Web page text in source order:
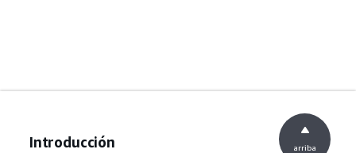
Introducción arriba